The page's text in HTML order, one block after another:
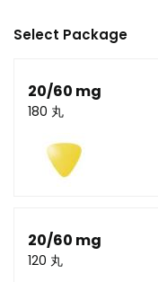
Select Package
20/60 mg
180 丸
20/60 mg
120 丸